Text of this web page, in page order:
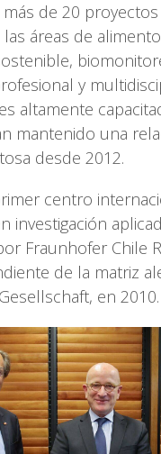
de 20
áreas de
y
altamente
mantenido una
desde 2012.
centro
investigación
Fraunhofer Chile
de la matriz
en 2010.